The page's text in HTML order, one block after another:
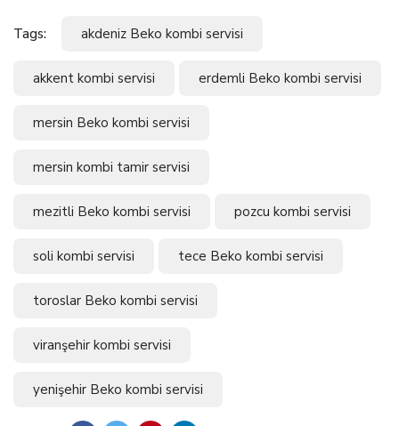
Tags: akdeniz Beko kombi servisi
akkent kombi servisi erdemli Beko kombi servisi
mersin Beko kombi servisi
mersin kombi tamir servisi
mezitli Beko kombi servisi pozcu kombi servisi
soli kombi servisi tece Beko kombi servisi
toroslar Beko kombi servisi
viranşehir kombi servisi
yenişehir Beko kombi servisi